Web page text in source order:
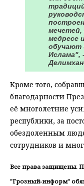
мечетей,
медресе
обучают
Ислама",
Кроме того,
благодарности
её многолетние
республики, за
обездоленным
сотрудников и
Все права защищены.
"Грозный-информ"